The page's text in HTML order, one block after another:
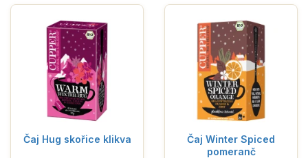
Čaj Hug skořice klikva
Čaj Winter Spiced
pomeranč